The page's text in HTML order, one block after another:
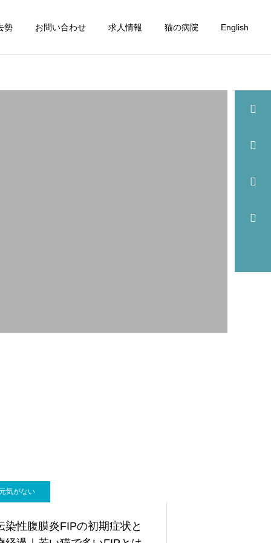
勢 お問い合わせ 求人情報 猫の病院 English
詳細を見る
気がない
染性腹膜炎FIPの初期症状と